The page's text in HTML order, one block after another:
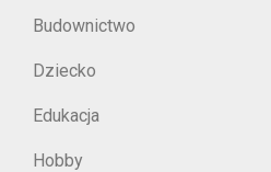
Budownictwo
Dziecko
Edukacja
Hobby